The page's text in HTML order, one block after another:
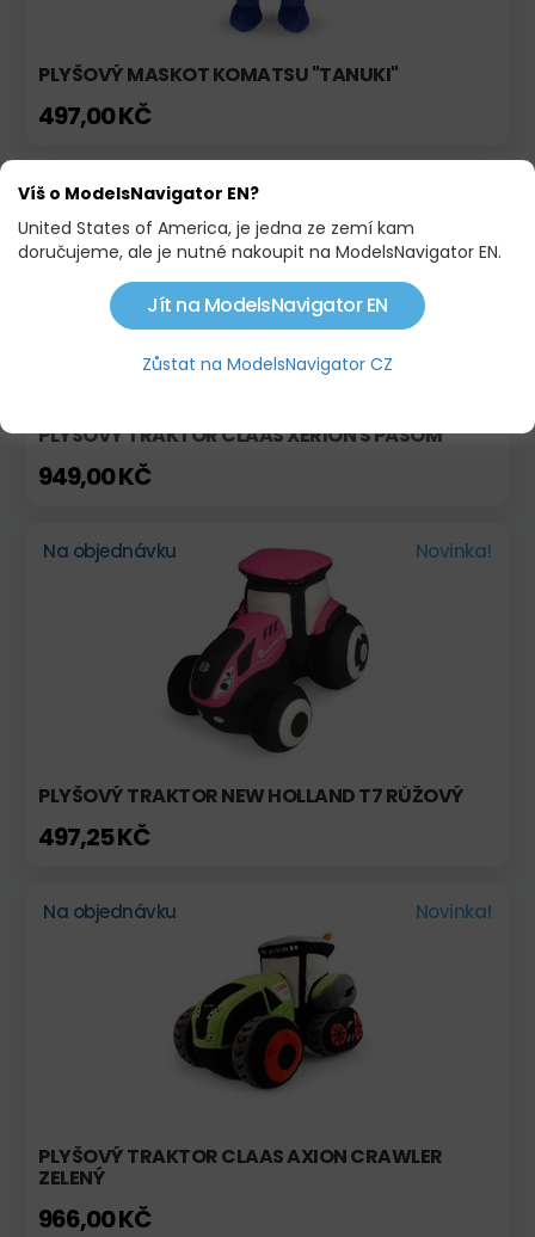
PLYŠOVÝ MASKOT KOMATSU "TANUKI"
497,00 KČ
Na objednávku
PLYŠOVÝ TRAKTOR CLAAS XERION S PÁSOM
949,00 KČ
Na objednávku Novinka!
PLYŠOVÝ TRAKTOR NEW HOLLAND T7 RŮŽOVÝ
497,25 KČ
Na objednávku Novinka!
PLYŠOVÝ TRAKTOR CLAAS AXION CRAWLER
ZELENÝ
966,00 KČ
Víš o ModelsNavigator EN?
United States of America, je jedna ze zemí kam
doručujeme, ale je nutné nakoupit na ModelsNavigator EN.
Jít na ModelsNavigator EN
Zůstat na ModelsNavigator CZ